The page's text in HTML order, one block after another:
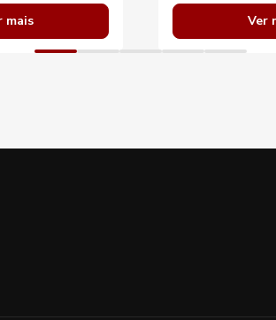
mais Ver